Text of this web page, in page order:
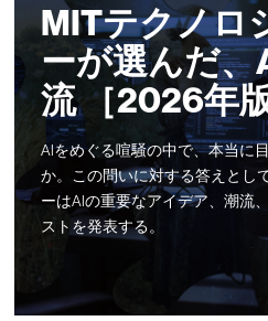
MITテクノロ
ーが選んだ、
流 ［2026年
AIをめぐる喧騒の中で、本当に
か。この問いに対する答えとし
ーはAIの重要なアイデア、潮流
ストを発表する。